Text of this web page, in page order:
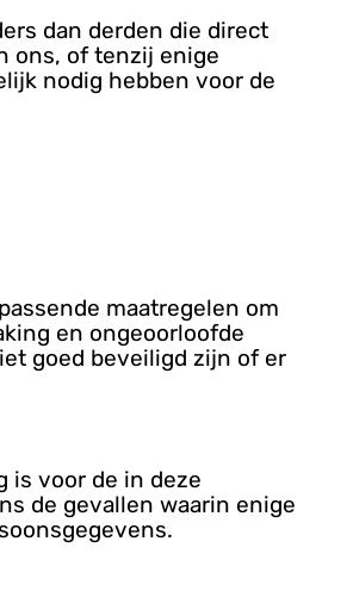
dan derden die direct
ons, of tenzij enige
nodig hebben voor de
maatregelen om
en ongeoorloofde
goed beveiligd zijn of er
is voor de in deze
de gevallen waarin enige